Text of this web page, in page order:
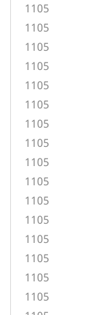
1105
1105
1105
1105
1105
1105
1105
1105
1105
1105
1105
1105
1105
1105
1105
1105